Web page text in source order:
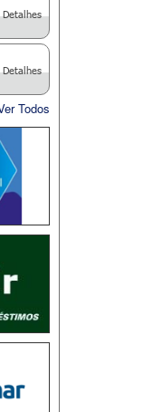
Detalhes
Detalhes
Todos